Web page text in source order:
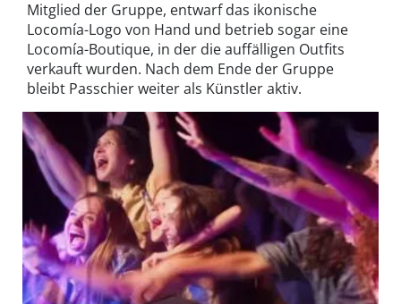
Mitglied der Gruppe, entwarf das ikonische
Locomía-Logo von Hand und betrieb sogar eine
Locomía-Boutique, in der die auffälligen Outfits
verkauft wurden. Nach dem Ende der Gruppe
bleibt Passchier weiter als Künstler aktiv.